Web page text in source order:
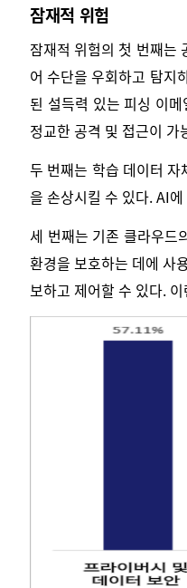
잠재적 위험
잠재적 위험의 첫 번째는
어 수단을 우회하고 탐지
된 설득력 있는 피싱 이
정교한 공격 및 접근이 가
두 번째는 학습 데이터
을 손상시킬 수 있다. AI
세 번째는 기존 클라우드
환경을 보호하는 데에 사
보하고 제어할 수 있다.